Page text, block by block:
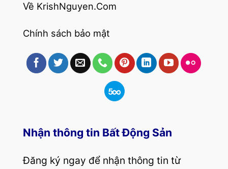
Về KrishNguyen.Com
Chính sách bảo mật
Nhận thông tin Bất Động Sản
Đăng ký ngay để nhận thông tin từ